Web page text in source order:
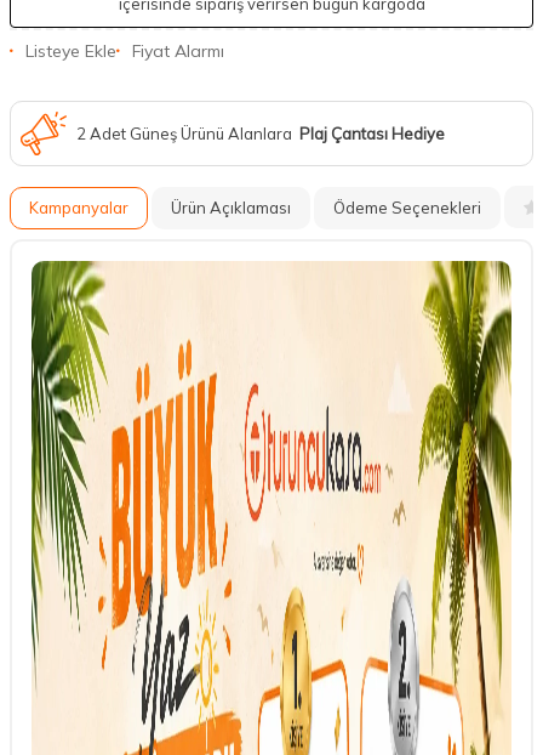
Listeye Ekle Fiyat Alarmı
2 Adet Güneş Ürünü Alanlara Plaj Çantası Hediye
Kampanyalar Ürün Açıklaması Ödeme Seçenekleri